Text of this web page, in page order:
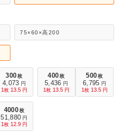
75×60×高200
300 枚
4,073 円
1枚 13.5 円
400 枚
5,436 円
1枚 13.5 円
500 枚
6,795 円
1枚 13.5 円
4000枚
51,880 円
1枚 12.9 円